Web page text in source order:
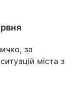
за
міста з